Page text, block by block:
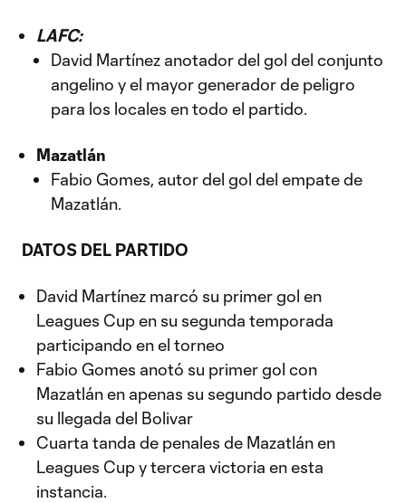
LAFC:
David Martínez anotador del gol del conjunto
angelino y el mayor generador de peligro
para los locales en todo el partido.
Mazatlán
Fabio Gomes, autor del gol del empate de
Mazatlán.
DATOS DEL PARTIDO
David Martínez marcó su primer gol en
Leagues Cup en su segunda temporada
participando en el torneo
Fabio Gomes anotó su primer gol con
Mazatlán en apenas su segundo partido desde
su llegada del Bolivar
Cuarta tanda de penales de Mazatlán en
Leagues Cup y tercera victoria en esta
instancia.